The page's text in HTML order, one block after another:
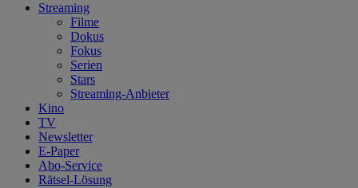
Streaming
Filme
Dokus
Fokus
Serien
Stars
Streaming-Anbieter
Kino
TV
Newsletter
E-Paper
Abo-Service
Rätsel-Lösung